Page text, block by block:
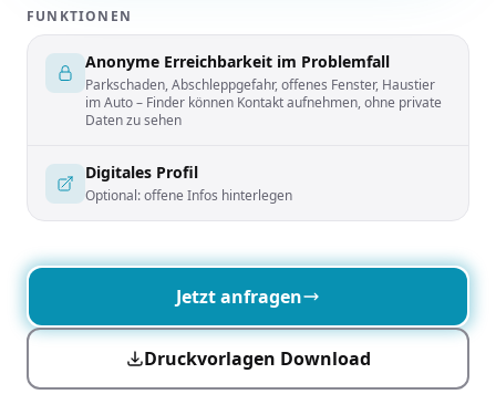
FUNKTIONEN
Anonyme Erreichbarkeit im Problemfall
Parkschaden, Abschleppgefahr, offenes Fenster, Haustier
im Auto – Finder können Kontakt aufnehmen, ohne private
Daten zu sehen
Digitales Profil
Optional: offene Infos hinterlegen
Jetzt anfragen
Druckvorlagen Download